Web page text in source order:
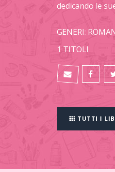
dedicando le
GENERI:
1 TITOLI
TUTTI I